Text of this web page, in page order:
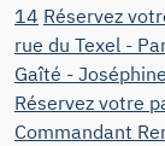
14 Réservez
rue du Texel -
Gaîté -
Réservez votre
Commandant